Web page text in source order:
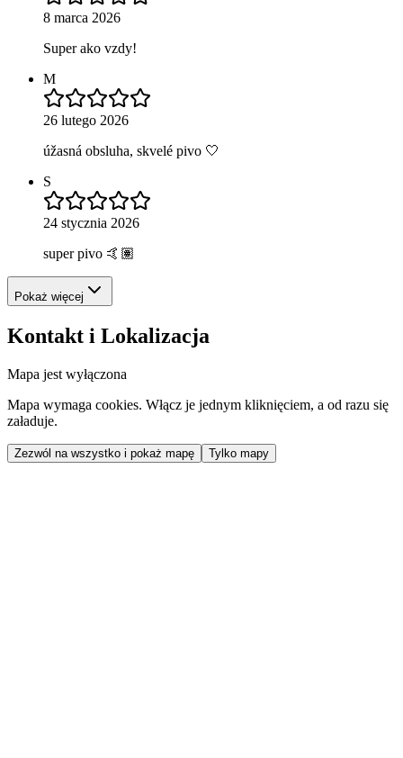
8 marca 2026
Super ako vzdy!
M
26 lutego 2026
úžasná obsluha, skvelé pivo 🤍
S
24 stycznia 2026
super pivo 🤙🏽
Pokaż więcej
Kontakt i Lokalizacja
Mapa jest wyłączona
Mapa wymaga cookies. Włącz je jednym kliknięciem, a od razu się
załaduje.
Zezwól na wszystko i pokaż mapę Tylko mapy